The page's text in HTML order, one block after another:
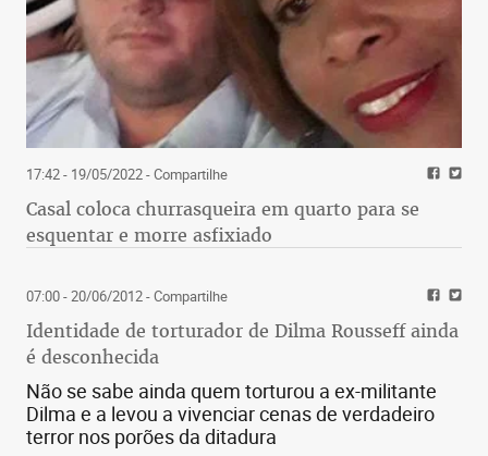
17:42 - 19/05/2022- Compartilhe
Casal coloca churrasqueira em quarto para se
esquentar e morre asfixiado
07:00 - 20/06/2012- Compartilhe
Identidade de torturador de Dilma Rousseff ainda
é desconhecida
Não se sabe ainda quem torturou a ex-militante
Dilma e a levou a vivenciar cenas de verdadeiro
terror nos porões da ditadura